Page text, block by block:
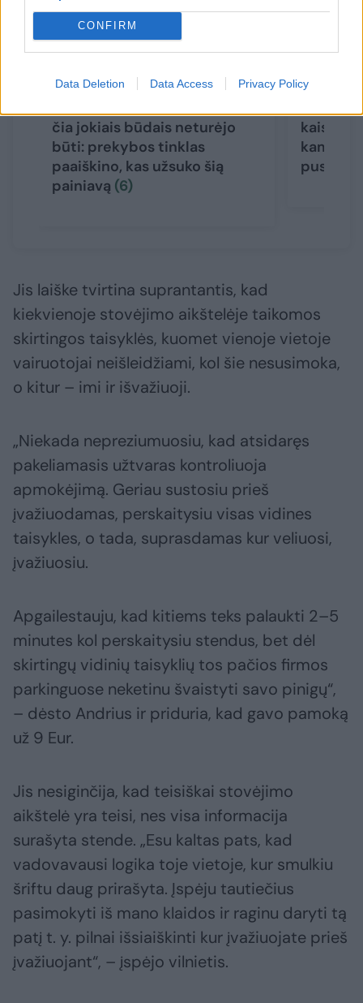
CONFIRM
Data Deletion Data Access Privacy Policy
čia jokiais būdais neturėjo
būti: prekybos tinklas
paaiškino, kas užsuko šią
painiavą (6)
kaista
kam
pusmetį
Jis laiške tvirtina suprantantis, kad
kiekvienoje stovėjimo aikštelėje taikomos
skirtingos taisyklės, kuomet vienoje vietoje
vairuotojai neišleidžiami, kol šie nesusimoka,
o kitur – imi ir išvažiuoji.
„Niekada nepreziumuosiu, kad atsidaręs
pakeliamasis užtvaras kontroliuoja
apmokėjimą. Geriau sustosiu prieš
įvažiuodamas, perskaitysiu visas vidines
taisykles, o tada, suprasdamas kur veliuosi,
įvažiuosiu.
Apgailestauju, kad kitiems teks palaukti 2–5
minutes kol perskaitysiu stendus, bet dėl
skirtingų vidinių taisyklių tos pačios firmos
parkinguose neketinu švaistyti savo pinigų“,
– dėsto Andrius ir priduria, kad gavo pamoką
už 9 Eur.
Jis nesiginčija, kad teisiškai stovėjimo
aikštelė yra teisi, nes visa informacija
surašyta stende. „Esu kaltas pats, kad
vadovavausi logika toje vietoje, kur smulkiu
šriftu daug prirašyta. Įspėju tautiečius
pasimokyti iš mano klaidos ir raginu daryti tą
patį t. y. pilnai išsiaiškinti kur įvažiuojate prieš
įvažiuojant“, – įspėjo vilnietis.